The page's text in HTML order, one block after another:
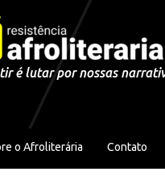
é lutar por nossas
o Afroliterária Contato